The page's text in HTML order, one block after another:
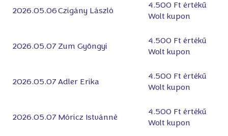
2026.05.06Czigány László
4.500 Ft értékű
Wolt kupon
2026.05.07 Zum Gyöngyi
4.500 Ft értékű
Wolt kupon
2026.05.07 Adler Erika
4.500 Ft értékű
Wolt kupon
2026.05.07 Móricz Istvánné
4.500 Ft értékű
Wolt kupon